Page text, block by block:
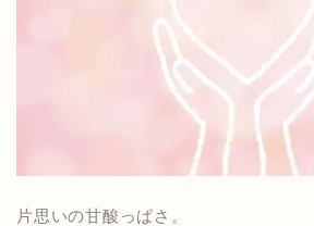
片思いの甘酸っぱさ。